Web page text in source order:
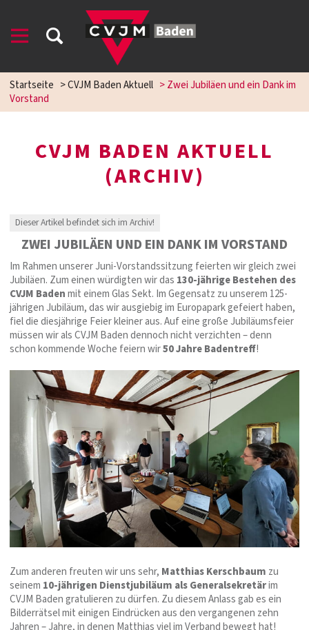
Startseite >CVJM Baden Aktuell >Zwei Jubiläen und ein Dank im
Vorstand
CVJM BADEN AKTUELL
(ARCHIV)
Dieser Artikel befindet sich im Archiv!
ZWEI JUBILÄEN UND EIN DANK IM VORSTAND
Im Rahmen unserer Juni-Vorstandssitzung feierten wir gleich zwei
Jubiläen. Zum einen würdigten wir das 130-jährige Bestehen des
CVJM Badenmit einem Glas Sekt. Im Gegensatz zu unserem 125-
jährigen Jubiläum, das wir ausgiebig im Europapark gefeiert haben,
fiel die diesjährige Feier kleiner aus. Auf eine große Jubiläumsfeier
müssen wir als CVJM Baden dennoch nicht verzichten – denn
schon kommende Woche feiern wir50 Jahre Badentreff!
Zum anderen freuten wir uns sehr, Matthias Kerschbaum zu
seinem 10-jährigen Dienstjubiläum als Generalsekretärim
CVJM Baden gratulieren zu dürfen. Zu diesem Anlass gab es ein
Bilderrätsel mit einigen Eindrücken aus den vergangenen zehn